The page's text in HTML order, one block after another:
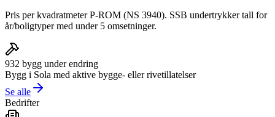
Pris per kvadratmeter P-ROM (NS 3940). SSB undertrykker tall for
år/boligtyper med under 5 omsetninger.
932 bygg under endring
Bygg i Sola med aktive bygge- eller rivetillatelser
Se alle
Bedrifter